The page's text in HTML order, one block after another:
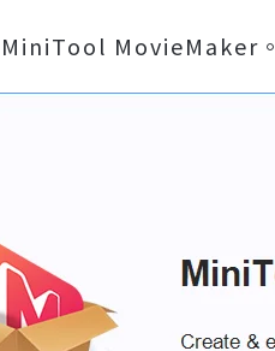
MiniTool MovieMaker。